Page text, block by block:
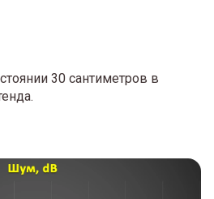
30 сантиметров в